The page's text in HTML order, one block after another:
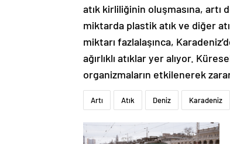
atık kirliliğinin oluşmasına, artı
miktarda plastik atık ve diğer
miktarı fazlalaşınca,
ağırlıklı atıklar yer alıyor.
organizmaların etkilenerek
Artı Atık Deniz Karadeniz